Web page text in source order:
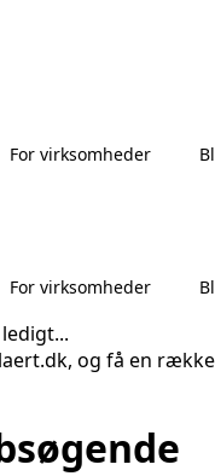
For virksomheder
For virksomheder
og få en række